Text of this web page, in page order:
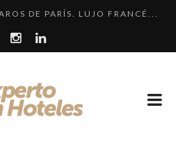
DE PARÍS. LUJO FRANCÉ...
SÃO PAULO: DOS HOTELES E...
DEL CARMEN. ¿CUÁNDO SER...
HAY ENTRE HOTEL, HOSTEL...